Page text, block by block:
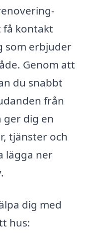
få kontakt
som erbjuder
Genom att
du snabbt
från
ger dig en
tjänster och
lägga ner
dig med
hus: